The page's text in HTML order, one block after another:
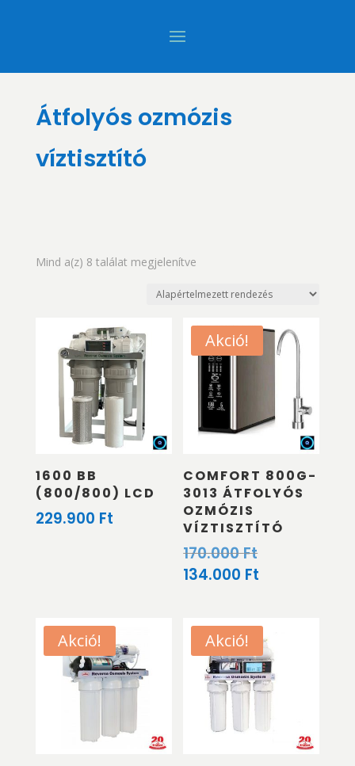
Átfolyós ozmózis
víztisztító
Mind a(z) 8 találat megjelenítve
1600 BB
(800/800) LCD
229.900 Ft
Akció!
COMFORT 800G-
3013 ÁTFOLYÓS
OZMÓZIS
VÍZTISZTÍTÓ
170.000FtOriginal
price
134.000 Ft
134.000 Ft.
Akció! Akció!